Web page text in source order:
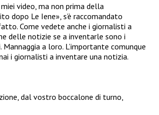
video, ma non prima della
dopo Le Iene», s’è raccomandato
Come vedete anche i giornalisti a
delle notizie se a inventarle sono i
Mannaggia a loro. L’importante comunque
i giornalisti a inventare una notizia.
dal vostro boccalone di turno,